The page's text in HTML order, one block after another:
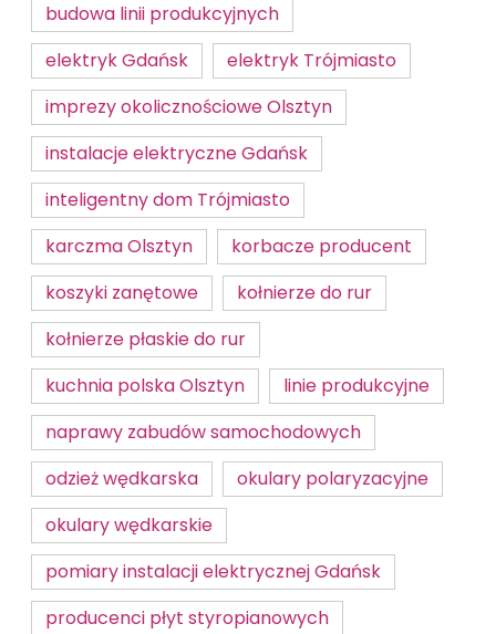
budowa linii produkcyjnych
elektryk Gdańsk
elektryk Trójmiasto
imprezy okolicznościowe Olsztyn
instalacje elektryczne Gdańsk
inteligentny dom Trójmiasto
karczma Olsztyn
korbacze producent
koszyki zanętowe
kołnierze do rur
kołnierze płaskie do rur
kuchnia polska Olsztyn
linie produkcyjne
naprawy zabudów samochodowych
odzież wędkarska
okulary polaryzacyjne
okulary wędkarskie
pomiary instalacji elektrycznej Gdańsk
producenci płyt styropianowych